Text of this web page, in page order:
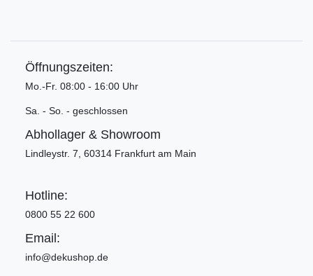
Öffnungszeiten:
Mo.-Fr. 08:00 - 16:00 Uhr
Sa. - So. - geschlossen
Abhollager & Showroom
Lindleystr. 7, 60314 Frankfurt am Main
Hotline:
0800 55 22 600
Email:
info@dekushop.de